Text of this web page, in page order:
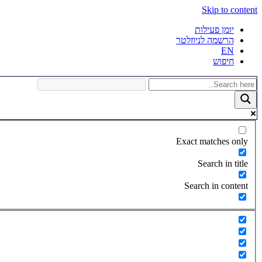
Skip to content
יומן פעילות
הרשמה לניוזלטר
EN
חיפוש
Exact matches only
Search in title
Search in content